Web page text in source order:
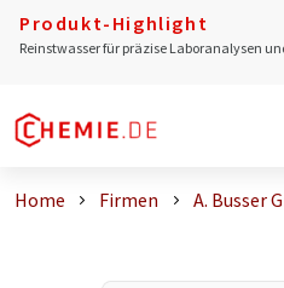
Produkt-Highlight
Reinstwasser für präzise Laboranalysen
Home Firmen A. Busser